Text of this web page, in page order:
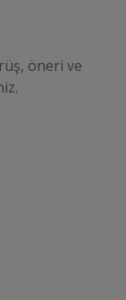
öneri ve